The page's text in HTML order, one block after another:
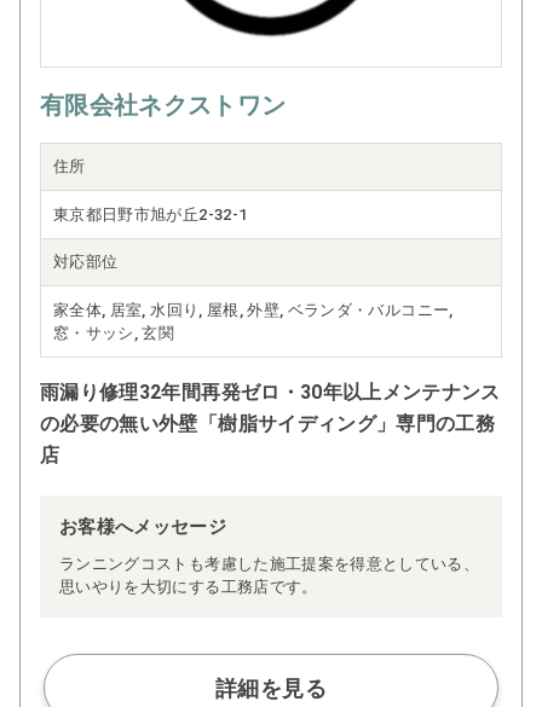
有限会社ネクストワン
住所
東京都日野市旭が丘2-32-1
対応部位
家全体, 居室, 水回り, 屋根, 外壁, ベランダ・バルコニー,
窓・サッシ, 玄関
雨漏り修理32年間再発ゼロ・30年以上メンテナンス
の必要の無い外壁「樹脂サイディング」専門の工務
店
お客様へメッセージ
ランニングコストも考慮した施工提案を得意としている、
思いやりを大切にする工務店です。
詳細を見る